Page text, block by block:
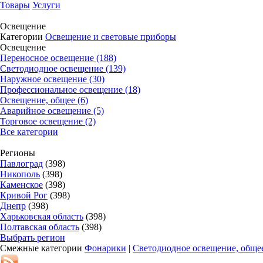
Товары Услуги
Освещение
Категории Освещение и световые приборы
Освещение
Переносное освещение (188)
Светодиодное освещение (139)
Наружное освещение (30)
Профессиональное освещение (18)
Освещение, общее (6)
Аварийное освещение (5)
Торговое освещение (2)
Все категории
Регионы
Павлоград (398)
Никополь (398)
Каменское (398)
Кривой Рог (398)
Днепр (398)
Харьковская область (398)
Полтавская область (398)
Выбрать регион
Смежные категории Фонарики | Светодиодное освещение,